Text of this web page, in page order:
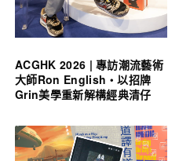
ACGHK 2026 | 專訪潮流藝術
大師Ron English・以招牌
Grin美學重新解構經典清仔